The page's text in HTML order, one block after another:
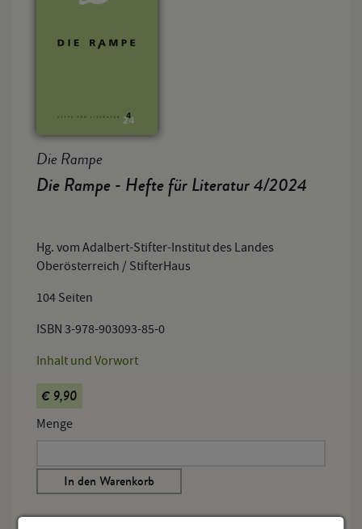
Die Rampe
Die Rampe - Hefte für Literatur 4/2024
Hg. vom Adalbert-Stifter-Institut des Landes
Oberösterreich / StifterHaus
104 Seiten
ISBN 3-978-903093-85-0
Inhalt und Vorwort
€ 9,90
Menge
In den Warenkorb